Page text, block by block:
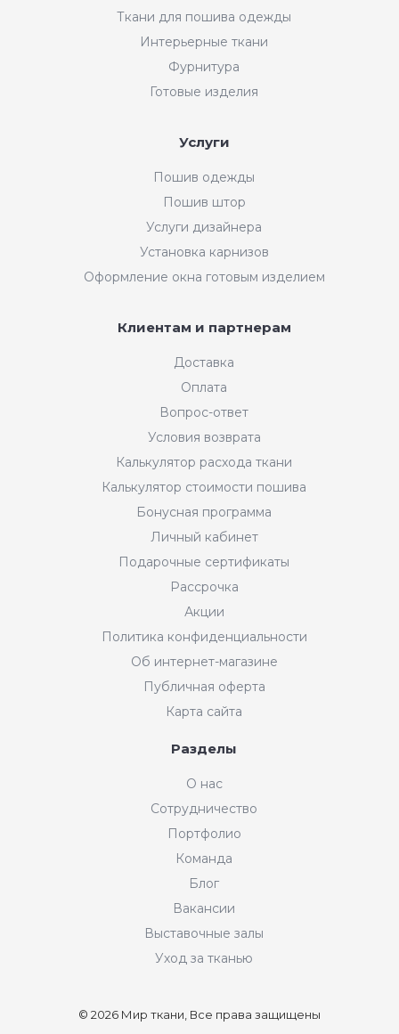
Ткани для пошива одежды
Интерьерные ткани
Фурнитура
Готовые изделия
Услуги
Пошив одежды
Пошив штор
Услуги дизайнера
Установка карнизов
Оформление окна готовым изделием
Клиентам и партнерам
Доставка
Оплата
Вопрос-ответ
Условия возврата
Калькулятор расхода ткани
Калькулятор стоимости пошива
Бонусная программа
Личный кабинет
Подарочные сертификаты
Рассрочка
Акции
Политика конфиденциальности
Об интернет-магазине
Публичная оферта
Карта сайта
Разделы
О нас
Сотрудничество
Портфолио
Команда
Блог
Вакансии
Выставочные залы
Уход за тканью
© 2026 Мир ткани, Все права защищены